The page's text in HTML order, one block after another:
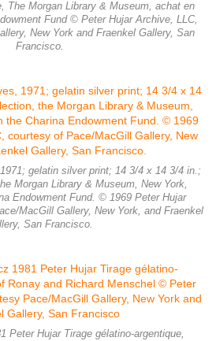
The Morgan Library & Museum, achat en
Fund © Peter Hujar Archive, LLC,
New York and Fraenkel Gallery, San
Francisco.
gelatin silver print; 14 3/4 x 14 3/4 in.;
Morgan Library & Museum, New York,
Endowment Fund. © 1969 Peter Hujar
MacGill Gallery, New York, and Fraenkel
San Francisco.
Peter Hujar Tirage gélatino-argentique,